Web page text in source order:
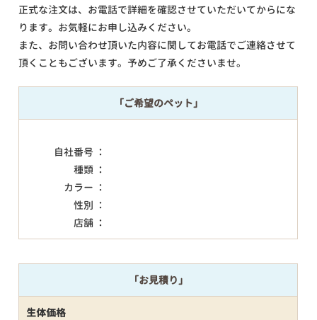
正式な注文は、お電話で詳細を確認させていただいてからにな
ります。お気軽にお申し込みください。
また、お問い合わせ頂いた内容に関してお電話でご連絡させて
頂くこともございます。予めご了承くださいませ。
「ご希望のペット」
自社番号 ：
種類 ：
カラー ：
性別 ：
店舗 ：
「お見積り」
生体価格